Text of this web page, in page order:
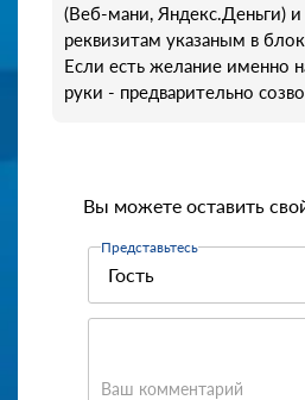
(Веб-мани, Яндекс.Деньги) и
реквизитам указаным в
Если есть желание именно
руки - предварительно
Вы можете оставить
Представьтесь
Ваш комментарий